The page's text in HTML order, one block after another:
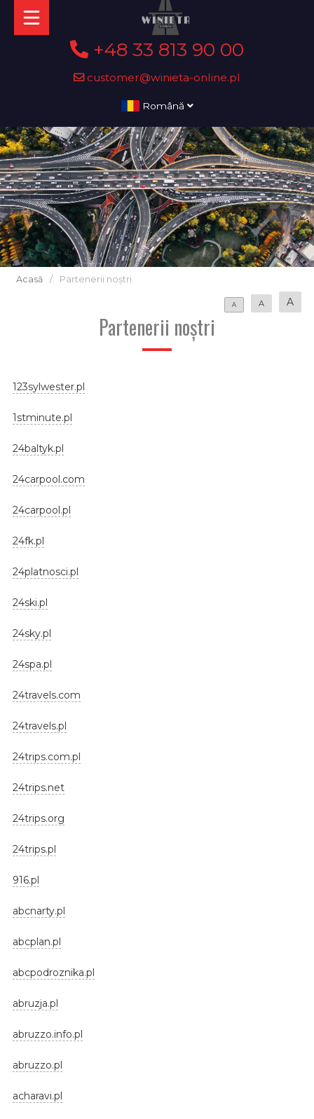
+48 33 813 90 00
customer@winieta-online.pl
Română
Acasă / Partenerii noștri
A A A
Partenerii noștri
123sylwester.pl
1stminute.pl
24baltyk.pl
24carpool.com
24carpool.pl
24fk.pl
24platnosci.pl
24ski.pl
24sky.pl
24spa.pl
24travels.com
24travels.pl
24trips.com.pl
24trips.net
24trips.org
24trips.pl
916.pl
abcnarty.pl
abcplan.pl
abcpodroznika.pl
abruzja.pl
abruzzo.info.pl
abruzzo.pl
acharavi.pl